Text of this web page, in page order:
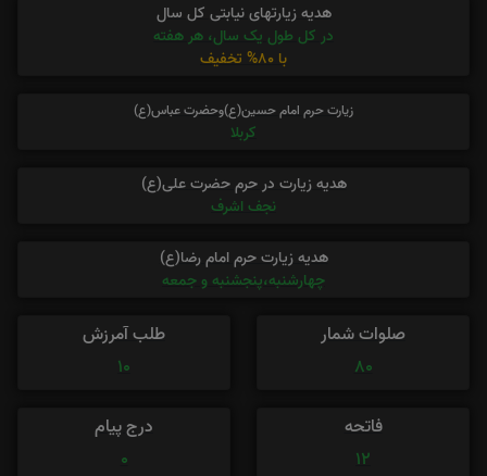
هدیه زیارتهای نیابتی کل سال
در کل طول یک سال، هر هفته
با 80% تخفیف
زیارت حرم امام حسین(ع)وحضرت عباس(ع)
کربلا
هدیه زیارت در حرم حضرت علی(ع)
نجف اشرف
هدیه زیارت حرم امام رضا(ع)
چهارشنبه،پنجشنبه و جمعه
صلوات شمار
80
طلب آمرزش
10
فاتحه
12
درج پیام
0